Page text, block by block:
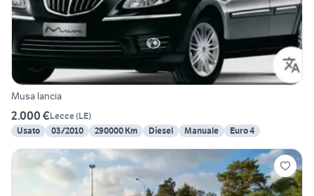
Musa lancia
2.000 €Lecce(LE)
Usato
03/2010 290000 Km Diesel Manuale Euro 4